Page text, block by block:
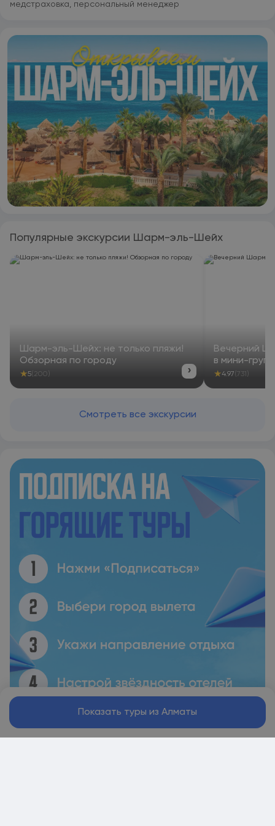
медстраховка, персональный менеджер
Популярные экскурсии Шарм-эль-Шейх
Шарм-эль-Шейх: не только пляжи!
Обзорная по городу
★5 (200) ›
Вечерний
в мини-
★4.97 (731)
Смотреть все экскурсии
Показать туры из Алматы